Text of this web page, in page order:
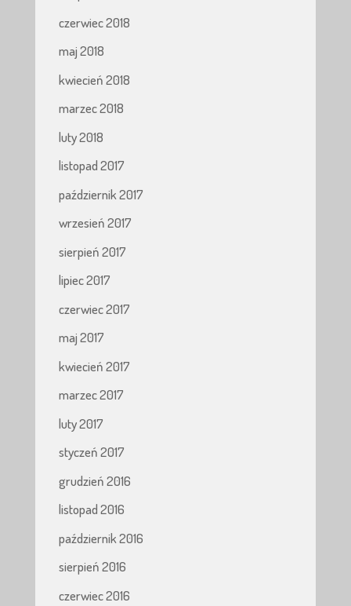
czerwiec 2018
maj 2018
kwiecień 2018
marzec 2018
luty 2018
listopad 2017
październik 2017
wrzesień 2017
sierpień 2017
lipiec 2017
czerwiec 2017
maj 2017
kwiecień 2017
marzec 2017
luty 2017
styczeń 2017
grudzień 2016
listopad 2016
październik 2016
sierpień 2016
czerwiec 2016